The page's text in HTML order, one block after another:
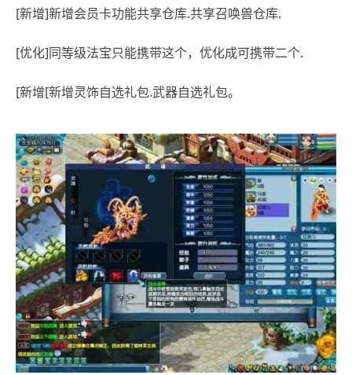
[新增]新增会员卡功能共享仓库.共享召唤兽仓库.
[优化]同等级法宝只能携带这个，优化成可携带二个.
[新增[新增灵饰自选礼包.武器自选礼包。